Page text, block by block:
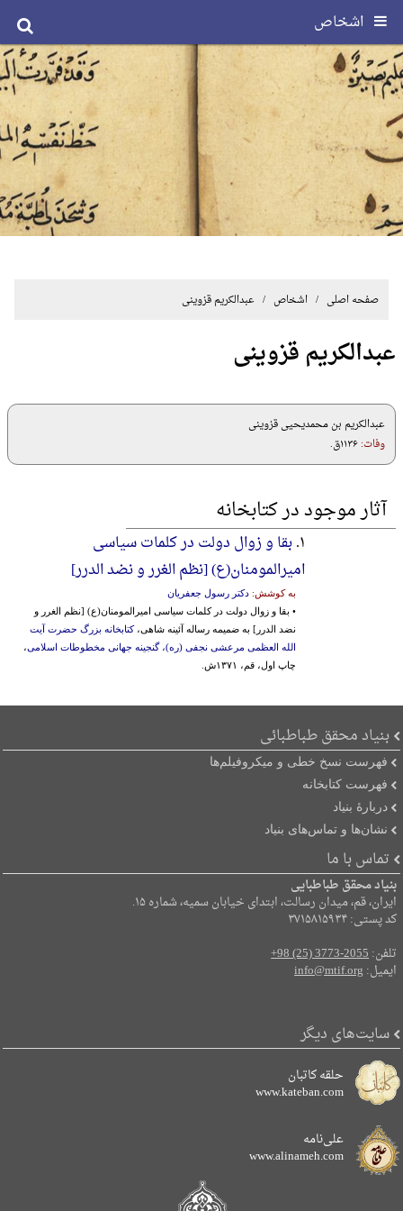
اشخاص
صفحه اصلی / اشخاص / عبدالکریم قزوینی
عبدالکریم قزوینی
عبدالکریم بن محمدیحیی قزوینی
وفات:۱۱۳۶ق.
آثار موجود در کتابخانه
۱. بقا و زوال دولت در کلمات سیاسی
امیرالمومنان(ع) [نظم‌ الغرر و نضد الدرر]
به کوشش: دکتر رسول جعفریان
• بقا و زوال دولت در کلمات سیاسی امیرالمومنان(ع) [نظم‌ الغرر و
نضد الدرر] به ضمیمه رساله آئینه شاهی،کتابخانه بزرگ حضرت آیت
الله العظمی مرعشی نجفی (ره)، گنجینه جهانی مخطوطات اسلامی،
چاپ اول، قم، ۱۳۷۱ش.
بنیاد محقق طباطبائی
فهرست نسخ خطی و میکروفیلم‌ها
فهرست کتابخانه
دربارۀ بنیاد
نشان‌ها و تماس‌های بنیاد
تماس با ما
بنیاد محقق طباطبایی
ایران، قم، میدان رسالت، ابتدای خیابان سمیه، شماره ۱۵.
کد پستی: ۳۷۱۵۸۱۵۹۳۴
تلفن:+98 (25) 3773-2055
ایمیل:info@mtif.org
سایت‌های دیگر
حلقه کاتبان
www.kateban.com
علی‌نامه
www.alinameh.com